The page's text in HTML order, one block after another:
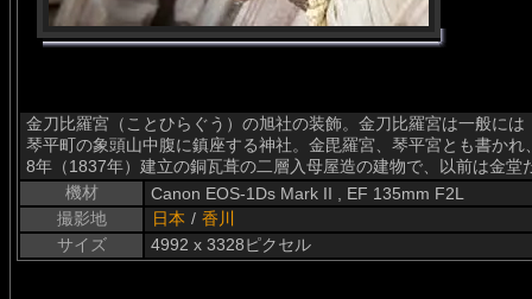
金刀比羅宮（ことひらぐう）の旭社の装飾。金刀比羅宮は一般に
琴平町の象頭山中腹に鎮座する神社。金毘羅宮、琴平宮とも書か
8年（1837年）建立の銅瓦葺の二層入母屋造の建物で、以前は金
機材
Canon EOS-1Ds Mark II , EF 135mm F2L
撮影地
日本 / 香川
サイズ
4992 x 3328ピクセル